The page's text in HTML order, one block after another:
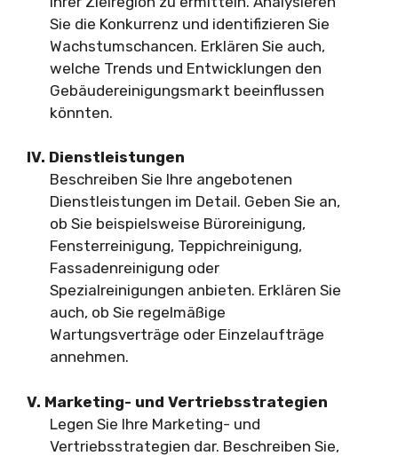
Sie die Konkurrenz und identifizieren Sie
Wachstumschancen. Erklären Sie auch,
welche Trends und Entwicklungen den
Gebäudereinigungsmarkt beeinflussen
könnten.
IV. Dienstleistungen
Beschreiben Sie Ihre angebotenen
Dienstleistungen im Detail. Geben Sie an,
ob Sie beispielsweise Büroreinigung,
Fensterreinigung, Teppichreinigung,
Fassadenreinigung oder
Spezialreinigungen anbieten. Erklären Sie
auch, ob Sie regelmäßige
Wartungsverträge oder Einzelaufträge
annehmen.
V. Marketing- und Vertriebsstrategien
Legen Sie Ihre Marketing- und
Vertriebsstrategien dar. Beschreiben Sie,